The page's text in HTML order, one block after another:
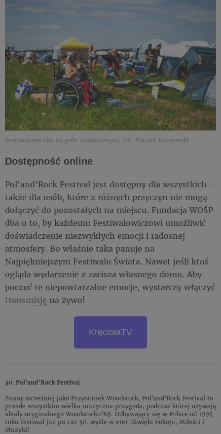
Festiwalowiczka na polu namiotowym, fot. Maciek Kaniewski
Dostępność online
Pol’and’Rock Festival jest dostępny dla wszystkich –
także dla osób, które z różnych przyczyn nie mogą
dołączyć do pozostałych na miejscu. Fundacja WOŚP
dba o to, by każdemu Festiwalowiczowi umożliwić
doświadczenie niezwykłych emocji i radosnej
atmosfery. Bo właśnie taka panuje na
Najpiękniejszym Festiwalu Świata. Nawet jeśli ktoś
ogląda wydarzenie z zacisza własnego domu. Aby
poczuć te niepowtarzalne emocje, wystarczy włączyć
transmisję na żywo!
KręciołaTV
30. Pol'and'Rock Festival
Znany wcześniej jako Przystanek Woodstock, Pol'and'Rock Festival to
przede wszystkim wielka muzyczna przygoda, podczas której ożywają
ideały oryginalnego Woodstocku'69. Odbywający się w Polsce od 1995
roku festiwal już po raz 30. wyśle w eter dźwięki Pokoju, Miłości i
Muzyki!